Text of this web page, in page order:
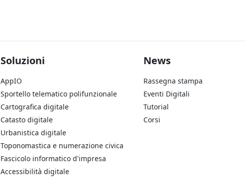
Footer Soluzioni
Soluzioni
AppIO
Sportello telematico polifunzionale
Cartografica digitale
Catasto digitale
Urbanistica digitale
Toponomastica e numerazione civica
Fascicolo informatico d'impresa
Accessibilità digitale
Footer Azienda
News
Rassegna stampa
Eventi Digitali
Tutorial
Corsi